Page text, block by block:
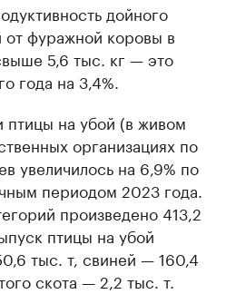
дойного
от фуражной коровы в
5,6 тыс. кг — это
года на 3,4%.
птицы на убой (в живом
организациях по
увеличилось на 6,9% по
периодом 2023 года.
произведено 413,2
птицы на убой
тыс. т, свиней — 160,4
скота — 2,2 тыс. т.